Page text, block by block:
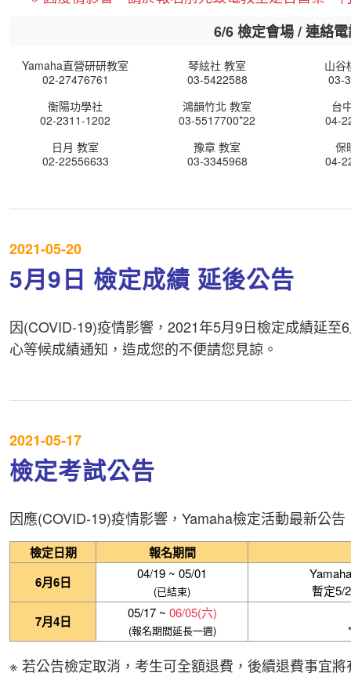
6/6 檢定會場 / 連絡
Yamaha直營研研教室
02-27476761
琴絃社 教室
03-5422588
山谷
03-
衡陽功學社
02-2311-1202
鴻韻竹北 教室
03-5517700*22
台
04-
日月 教室
02-22556633
豫章 教室
03-3345968
保
04-
2021-05-20
5月9日 檢定成績 延後公告
因(COVID-19)疫情影響，2021年5月9日檢定成績延
心等候成績通知，造成您的不便請您見諒。
2021-05-17
檢定考試公告
因應(COVID-19)疫情影響，Yamaha檢定活動最新公告
檢定日期
報名期間
6月6日
04/19 ~ 05/01
(已結束)
暫定5/
7月4日
05/17 ~ 06/05(六)
(報名期間延長一週)
※ 若公告檢定取消，考生可全額退費，後續退費事宜